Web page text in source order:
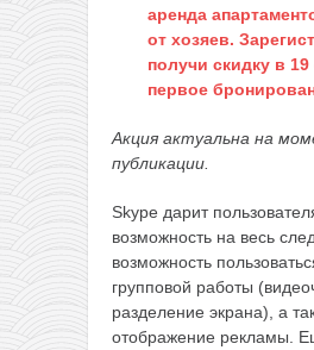
аренда
от хозяев.
получи скидку в
первое
Акция актуальна на
публикации.
Skype дарит
возможность на весь
возможность
групповой работы
разделение экрана), а
отображение рекламы.